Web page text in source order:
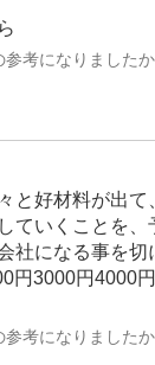
参考になりましたか
と好材料が出て
ていくことを、
社になる事を切
円3000円4000
参考になりましたか